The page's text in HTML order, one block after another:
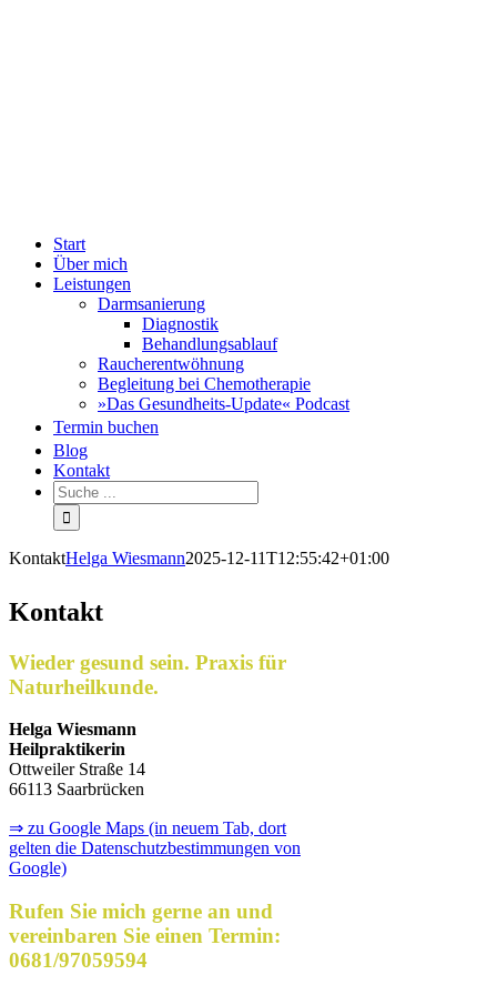
Start
Über mich
Leistungen
Darmsanierung
Diagnostik
Behandlungsablauf
Raucherentwöhnung
Begleitung bei Chemotherapie
»Das Gesundheits-Update« Podcast
Termin buchen
Blog
Kontakt
KontaktHelga Wiesmann2025-12-11T12:55:42+01:00
Kontakt
Wieder gesund sein. Praxis für
Naturheilkunde.
Helga Wiesmann
Heilpraktikerin
Ottweiler Straße 14
66113 Saarbrücken
⇒ zu Google Maps (in neuem Tab, dort
gelten die Datenschutzbestimmungen von
Google)
Rufen Sie mich gerne an und
vereinbaren Sie einen Termin:
0681/97059594